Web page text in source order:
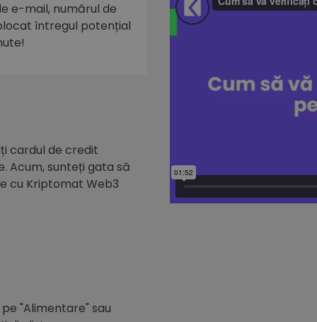
e-mail, numărul de
întregul potențial
cardul de credit
Acum, sunteți gata să
cu Kriptomat Web3
"Alimentare" sau